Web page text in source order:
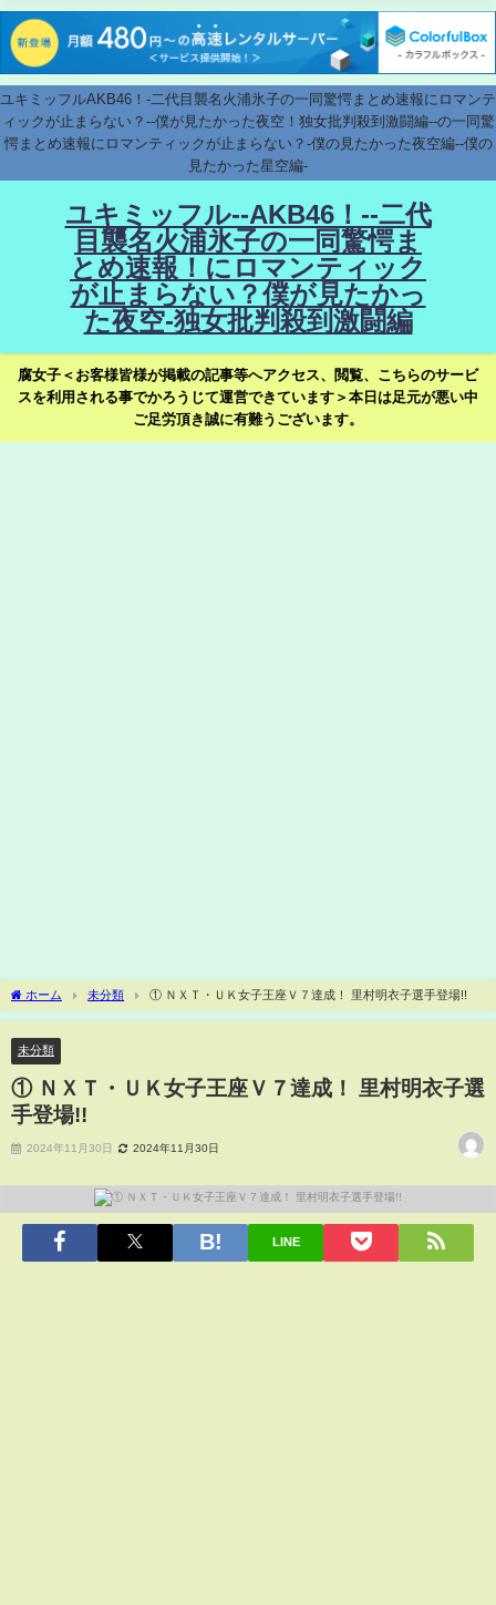
ユキミッフルAKB46！-二代目襲名火浦氷子の一同驚愕まとめ速報にロマンテ
ィックが止まらない？--僕が見たかった夜空！独女批判殺到激闘編--の一同驚
愕まとめ速報にロマンティックが止まらない？-僕の見たかった夜空編--僕の
見たかった星空編-
ユキミッフル--AKB46！--二代
目襲名火浦氷子の一同驚愕ま
とめ速報！にロマンティック
が止まらない？僕が見たかっ
た夜空-独女批判殺到激闘編
腐女子＜お客様皆様が掲載の記事等へアクセス、閲覧、こちらのサービ
スを利用される事でかろうじて運営できています＞本日は足元が悪い中
ご足労頂き誠に有難うございます。
ホーム 未分類 ① ＮＸＴ・ＵＫ女子王座Ｖ７達成！ 里村明衣子選手登場!!
未分類
① ＮＸＴ・ＵＫ女子王座Ｖ７達成！ 里村明衣子選
手登場!!
2024年11月30日 2024年11月30日
LINE